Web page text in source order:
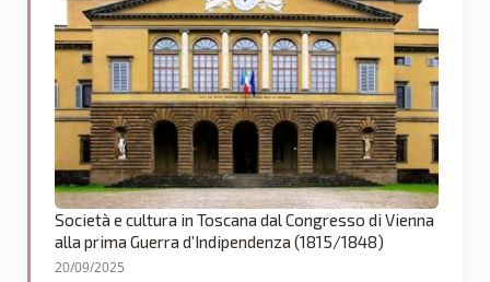
Società e cultura in Toscana dal Congresso di Vienna
alla prima Guerra d’Indipendenza (1815/1848)
20/09/2025